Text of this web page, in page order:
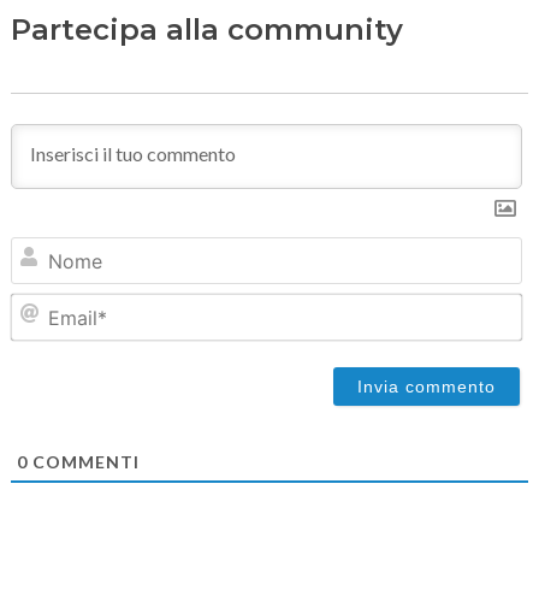
Partecipa alla community
0COMMENTI